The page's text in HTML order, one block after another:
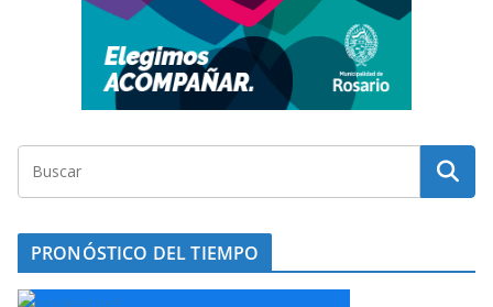
PRONÓSTICO DEL TIEMPO